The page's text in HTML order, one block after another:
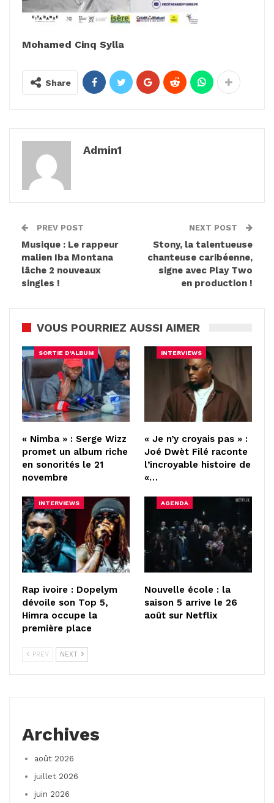
Mohamed Cinq Sylla
Share
Admin1
PREV POST
Musique : Le rappeur
malien Iba Montana
lâche 2 nouveaux
singles !
NEXT POST
Stony, la talentueuse
chanteuse caribéenne,
signe avec Play Two
en production !
VOUS POURRIEZ AUSSI AIMER
SORTIE D'ALBUM
« Nimba » : Serge Wizz
promet un album riche
en sonorités le 21
novembre
INTERVIEWS
« Je n’y croyais pas » :
Joé Dwèt Filé raconte
l’incroyable histoire de
«…
INTERVIEWS
Rap ivoire : Dopelym
dévoile son Top 5,
Himra occupe la
première place
AGENDA
Nouvelle école : la
saison 5 arrive le 26
août sur Netflix
PREV NEXT
Archives
août 2026
juillet 2026
juin 2026